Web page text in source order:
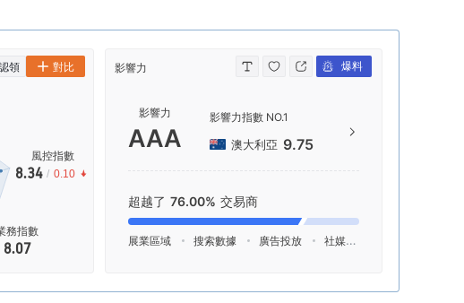
務指數
8.07
風控指數
8.34 / 0.10
影響力
影響力
AAA
影響力指數 NO.1
澳大利亞 9.75
超越了 76.00% 交易商
展業區域 搜索數據 廣告投放 社媒指數
領 對比 爆料